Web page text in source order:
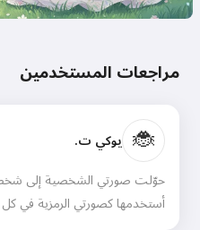
مراجعات المستخدمين
🐞 يوكي ت.
حوّلت صورتي الشخصية إلى
أستخدمها كصورتي الرمزية في